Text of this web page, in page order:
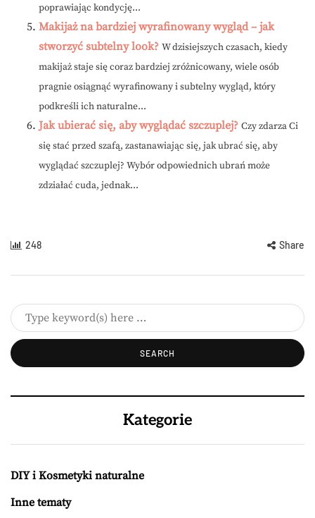
poprawiając kondycję...
Makijaż na bardziej wyrafinowany wygląd – jak
stworzyć subtelny look? W dzisiejszych czasach, kiedy
makijaż staje się coraz bardziej zróżnicowany, wiele osób
pragnie osiągnąć wyrafinowany i subtelny wygląd, który
podkreśli ich naturalne...
Jak ubierać się, aby wyglądać szczuplej? Czy zdarza Ci
się stać przed szafą, zastanawiając się, jak ubrać się, aby
wyglądać szczuplej? Wybór odpowiednich ubrań może
zdziałać cuda, jednak...
248 Share
Kategorie
DIY i Kosmetyki naturalne
Inne tematy